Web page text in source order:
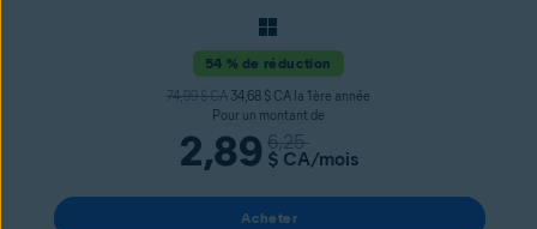
54 % de réduction
74,99 $ CA 34,68 $ CA la 1ère année
Pour un montant de
2,89 6,25
$ CA/mois
Acheter